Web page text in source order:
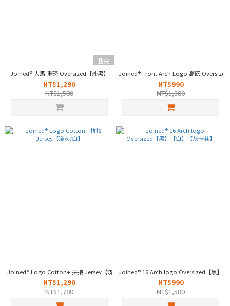
售完
Joined® 人馬 重磅 Oversized【炒黑】
NT$1,290
NT$1,580
Joined® Front Arch Logo 高磅 Oversized
NT$990
NT$1,380
Joined® Logo Cotton+ 拼接 Jersey【淺灰/白】
NT$1,290
NT$1,780
Joined® 16 Arch logo Oversized【黑】【
NT$990
NT$1,580